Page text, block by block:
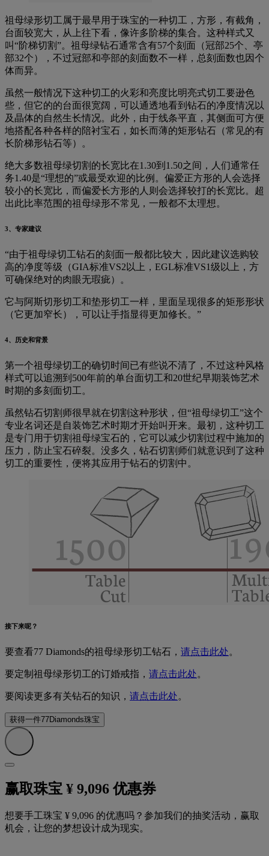
祖母绿形切工属于最早用于珠宝的一种切工，方形，有截角，
台面较宽大，从上往下看，像许多阶梯的集合。这种样式又
叫“阶梯切割”。祖母绿钻石通常含有57个刻面（冠部25个、亭
部32个），不过冠部和亭部的刻面数不一样，总刻面数也因个
体而异。
虽然一般情况下这种切工的火彩和亮度比明亮式切工要逊色
些，但它的的台面很宽阔，可以通透地看到钻石的净度情况以
及晶体的自然生长情况。此外，由于线条平直，其侧面可方便
地搭配各种各样的陪衬宝石，如长而薄的矩形钻石（常见的有
长阶梯形钻石等）。
绝大多数祖母绿切割的长宽比在1.30到1.50之间，人们通常任
务1.40是“理想的”或最受欢迎的比例。偏爱正方形的人会选择
较小的长宽比，而偏爱长方形的人则会选择较打的长宽比。超
出此比率范围的祖母绿形不常见，一般都不太理想。
3、专家建议
“由于祖母绿切工钻石的刻面一般都比较大，因此建议选购较
高的净度等级（GIA标准VS2以上，EGL标准VS1级以上，方
可确保绝对的肉眼无瑕疵）。
它与阿斯切形切工和垫形切工一样，里面呈现很多的矩形形状
（它更加窄长），可以让手指显得更加修长。”
4、历史和背景
第一个祖母绿切工的确切时间已有些说不清了，不过这种风格
样式可以追溯到500年前的单台面切工和20世纪早期装饰艺术
时期的多刻面切工。
虽然钻石切割师很早就在切割这种形状，但“祖母绿切工”这个
专业名词还是自装饰艺术时期才开始叫开来。最初，这种切工
是专门用于切割祖母绿宝石的，它可以减少切割过程中施加的
压力，防止宝石碎裂。没多久，钻石切割师们就意识到了这种
切工的重要性，便将其应用于钻石的切割中。
接下来呢？
要查看77 Diamonds的祖母绿形切工钻石， 请点击此处 。
要定制祖母绿形切工的订婚戒指， 请点击此处 。
要阅读更多有关钻石的知识， 请点击此处 。
获得一件77Diamonds珠宝
赢取珠宝 ¥ 9,096 优惠券
想要手工珠宝 ¥ 9,096 的优惠吗？参加我们的抽奖活动，赢取
机会，让您的梦想设计成为现实。